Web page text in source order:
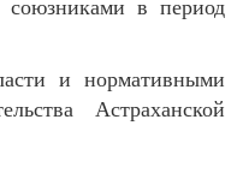
в период
и нормативными
Астраханской